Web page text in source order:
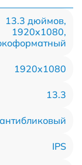
13.3 дюймов,
1920x1080,
1920x1080
13.3
антибликовый
IPS